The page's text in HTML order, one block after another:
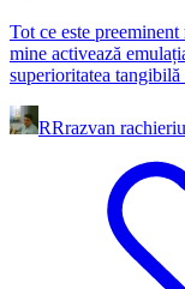
Tot ce este
mine activează
superioritatea
RRrazvan rachieriu